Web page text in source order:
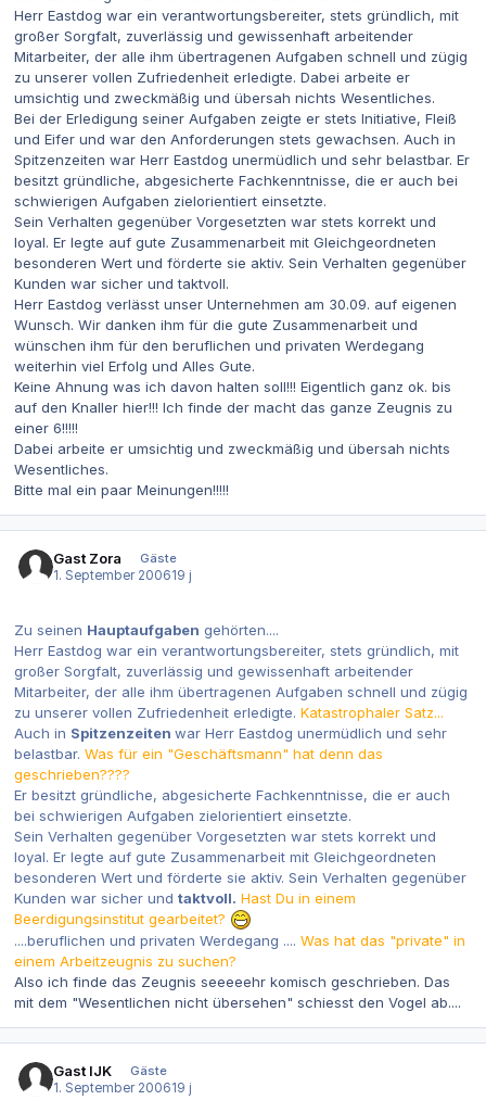
Herr Eastdog war ein verantwortungsbereiter, stets gründlich, mit
großer Sorgfalt, zuverlässig und gewissenhaft arbeitender
Mitarbeiter, der alle ihm übertragenen Aufgaben schnell und zügig
zu unserer vollen Zufriedenheit erledigte. Dabei arbeite er
umsichtig und zweckmäßig und übersah nichts Wesentliches.
Bei der Erledigung seiner Aufgaben zeigte er stets Initiative, Fleiß
und Eifer und war den Anforderungen stets gewachsen. Auch in
Spitzenzeiten war Herr Eastdog unermüdlich und sehr belastbar. Er
besitzt gründliche, abgesicherte Fachkenntnisse, die er auch bei
schwierigen Aufgaben zielorientiert einsetzte.
Sein Verhalten gegenüber Vorgesetzten war stets korrekt und
loyal. Er legte auf gute Zusammenarbeit mit Gleichgeordneten
besonderen Wert und förderte sie aktiv. Sein Verhalten gegenüber
Kunden war sicher und taktvoll.
Herr Eastdog verlässt unser Unternehmen am 30.09. auf eigenen
Wunsch. Wir danken ihm für die gute Zusammenarbeit und
wünschen ihm für den beruflichen und privaten Werdegang
weiterhin viel Erfolg und Alles Gute.
Keine Ahnung was ich davon halten soll!!! Eigentlich ganz ok. bis
auf den Knaller hier!!! Ich finde der macht das ganze Zeugnis zu
einer 6!!!!!
Dabei arbeite er umsichtig und zweckmäßig und übersah nichts
Wesentliches.
Bitte mal ein paar Meinungen!!!!!
Gast Zora
Gäste
1. September 200619 j
Zu seinen Hauptaufgaben gehörten....
Herr Eastdog war ein verantwortungsbereiter, stets gründlich, mit
großer Sorgfalt, zuverlässig und gewissenhaft arbeitender
Mitarbeiter, der alle ihm übertragenen Aufgaben schnell und zügig
zu unserer vollen Zufriedenheit erledigte. Katastrophaler Satz...
Auch in Spitzenzeiten war Herr Eastdog unermüdlich und sehr
belastbar. Was für ein "Geschäftsmann" hat denn das
geschrieben????
Er besitzt gründliche, abgesicherte Fachkenntnisse, die er auch
bei schwierigen Aufgaben zielorientiert einsetzte.
Sein Verhalten gegenüber Vorgesetzten war stets korrekt und
loyal. Er legte auf gute Zusammenarbeit mit Gleichgeordneten
besonderen Wert und förderte sie aktiv. Sein Verhalten gegenüber
Kunden war sicher und taktvoll. Hast Du in einem
Beerdigungsinstitut gearbeitet?
....beruflichen und privaten Werdegang .... Was hat das "private" in
einem Arbeitzeugnis zu suchen?
Also ich finde das Zeugnis seeeeehr komisch geschrieben. Das
mit dem "Wesentlichen nicht übersehen" schiesst den Vogel ab....
Gast IJK
Gäste
1. September 200619 j